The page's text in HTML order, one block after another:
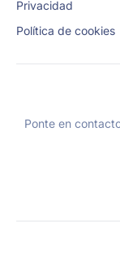
Privacidad
Política de cookies
Ponte en